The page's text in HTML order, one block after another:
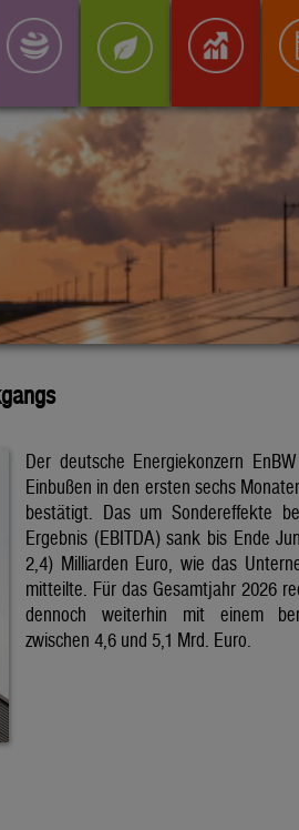
Der deutsche Energiekonzern
Einbußen in den ersten sechs
bestätigt. Das um Sondereffekte
Ergebnis (EBITDA) sank bis Ende
2,4) Milliarden Euro, wie das
mitteilte. Für das Gesamtjahr 2026
dennoch weiterhin mit einem
zwischen 4,6 und 5,1 Mrd. Euro.